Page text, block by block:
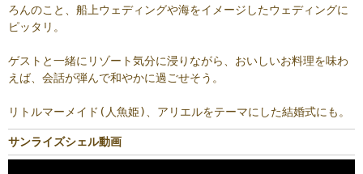
ろんのこと、船上ウェディングや海をイメージしたウェディングに
ピッタリ。
ゲストと一緒にリゾート気分に浸りながら、おいしいお料理を味わ
えば、会話が弾んで和やかに過ごせそう。
リトルマーメイド(人魚姫)、アリエルをテーマにした結婚式にも。
サンライズシェル動画